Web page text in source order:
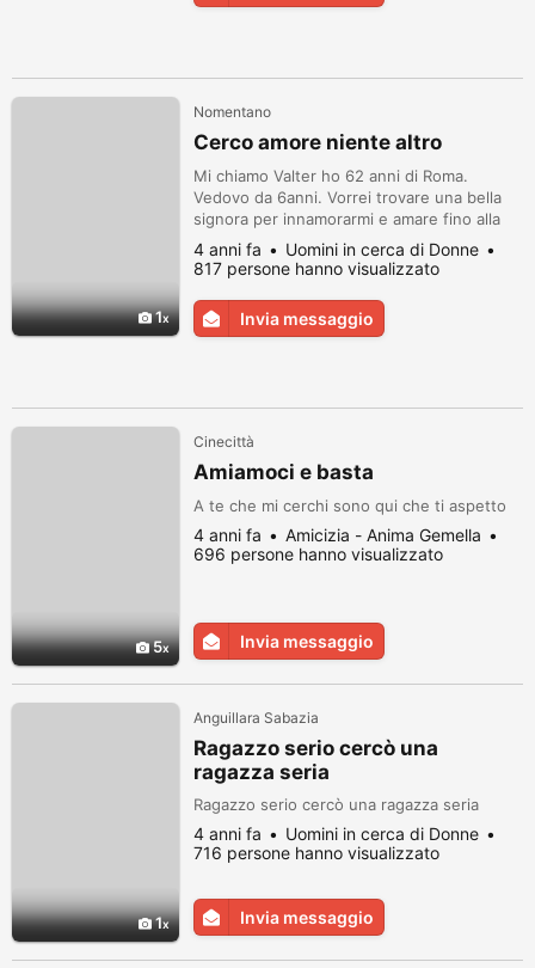
1
Nomentano
Cerco amore niente altro
Mi chiamo Valter ho 62 anni di Roma.
Vedovo da 6anni. Vorrei trovare una bella
signora per innamorarmi e amare fino alla
fine. Vorrei riconquistare il cuore di una
donna e amarla seriamemte.
4 anni fa
Uomini in cerca di Donne
817 persone hanno visualizzato
Invia messaggio
5
Cinecittà
Amiamoci e basta
A te che mi cerchi sono qui che ti aspetto
4 anni fa
Amicizia - Anima Gemella
696 persone hanno visualizzato
Invia messaggio
1
Anguillara Sabazia
Ragazzo serio cercò una
ragazza seria
Ragazzo serio cercò una ragazza seria
4 anni fa
Uomini in cerca di Donne
716 persone hanno visualizzato
Invia messaggio